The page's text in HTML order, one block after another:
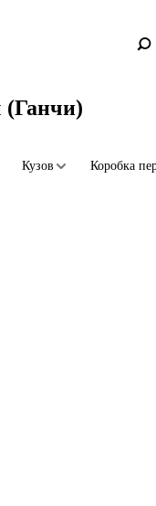
(Ганчи)
Кузов Коробка